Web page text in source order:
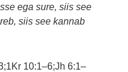
ega sure, siis see
siis see kannab
10:1–6;Jh 6:1–